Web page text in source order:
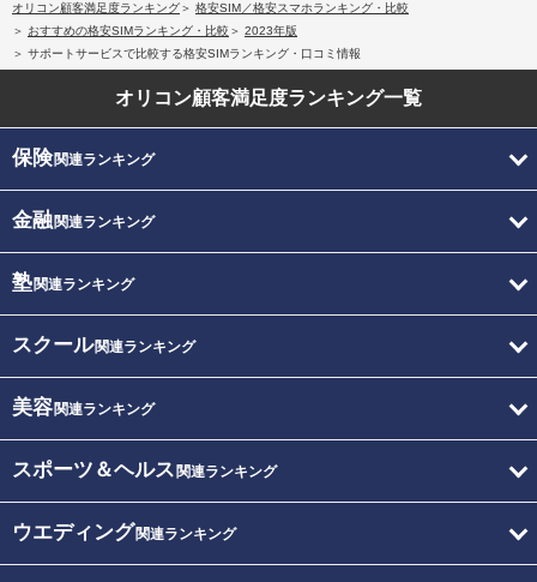
オリコン顧客満足度ランキング
格安SIM／格安スマホランキング・比較
おすすめの格安SIMランキング・比較
2023年版
サポートサービスで比較する格安SIMランキング・口コミ情報
オリコン顧客満足度ランキング一覧
保険関連ランキング
金融関連ランキング
塾関連ランキング
スクール関連ランキング
美容関連ランキング
スポーツ＆ヘルス 関連ランキング
ウエディング関連ランキング